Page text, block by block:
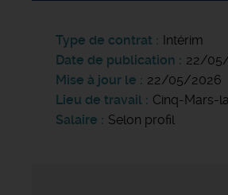
Type de contrat
Intérim
Date de publication
22/
Mise à jour le
22/05/2026
Lieu de travail
Cinq-Mars-
Salaire
Selon profil